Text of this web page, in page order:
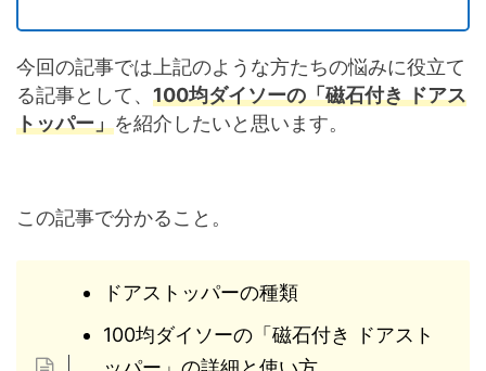
今回の記事では上記のような方たちの悩みに役立て
る記事として、 100均ダイソーの「磁石付き ドアス
トッパー」を紹介したいと思います。
この記事で分かること。
ドアストッパーの種類
100均ダイソーの「磁石付き ドアスト